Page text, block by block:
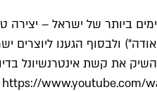
ביותר של ישראל – יצירה
ולבסוף הגענו
את קשת אינטרנשיונל
https://www.youtube.com/